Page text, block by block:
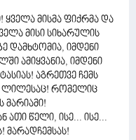
ყველა მისმა ფიქრმა და
მისი სიხარულის
დამხტომია, იმდენი
ამიყვანია, იმდენი
აგრეთვე ჩემს
ლილესაც! რომელიც
მარიამი!
ათი წელი, ისე... ისე...
მარადჩემსას!